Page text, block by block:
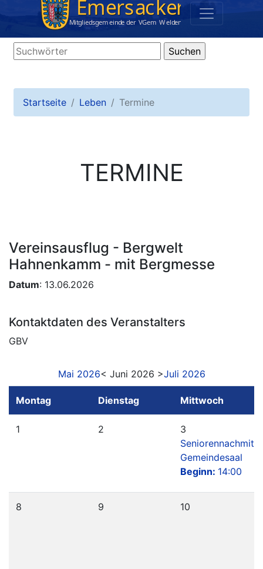
Startseite Leben Termine
TERMINE
Vereinsausflug - Bergwelt
Hahnenkamm - mit Bergmesse
Datum: 13.06.2026
Kontaktdaten des Veranstalters
GBV
Mai 2026< Juni 2026 >Juli 2026
Montag Dienstag Mittwoch
1 2
3
Gemeindesaal
Beginn: 14:00
8 9 10